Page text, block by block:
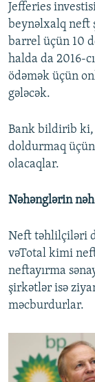
Jefferies
beynəlxalq neft
barrel üçün 10
halda da 2016-
ödəmək üçün
gələcək.
Bank bildirib ki,
doldurmaq
olacaqlar.
Nəhənglərin
Neft təhlilçiləri
vəTotal kimi
neftayırma
şirkətlər isə
məcburdurlar.